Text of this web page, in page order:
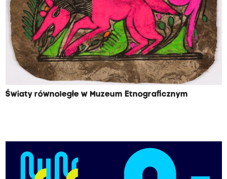
Światy równoległe w Muzeum Etnograficznym